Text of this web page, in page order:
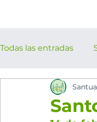
Todas las entradas
los cinco minutos